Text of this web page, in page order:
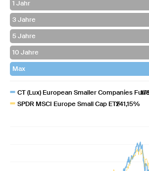
CT (Lux) European Smaller Companies
SPDR MSCI Europe Small Cap ETF241,15%